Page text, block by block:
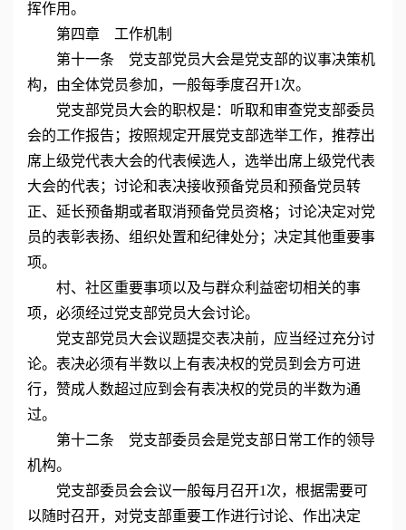
挥作用。
第四章 工作机制
第十一条 党支部党员大会是党支部的议事决策机
构，由全体党员参加，一般每季度召开1次。
党支部党员大会的职权是：听取和审查党支部委员
会的工作报告；按照规定开展党支部选举工作，推荐出
席上级党代表大会的代表候选人，选举出席上级党代表
大会的代表；讨论和表决接收预备党员和预备党员转
正、延长预备期或者取消预备党员资格；讨论决定对党
员的表彰表扬、组织处置和纪律处分；决定其他重要事
项。
村、社区重要事项以及与群众利益密切相关的事
项，必须经过党支部党员大会讨论。
党支部党员大会议题提交表决前，应当经过充分讨
论。表决必须有半数以上有表决权的党员到会方可进
行，赞成人数超过应到会有表决权的党员的半数为通
过。
第十二条 党支部委员会是党支部日常工作的领导
机构。
党支部委员会会议一般每月召开1次，根据需要可
以随时召开，对党支部重要工作进行讨论、作出决定